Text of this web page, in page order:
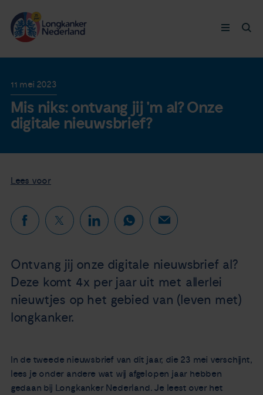
Nieuws
Agenda
Zorgverleners
Longkanker
Leven met
Thymuskankers
Steun ons
11 mei 2023
Mis niks: ontvang jij 'm al? Onze
digitale nieuwsbrief?
Lees voor
Ontvang jij onze digitale nieuwsbrief al?
Deze komt 4x per jaar uit met allerlei
nieuwtjes op het gebied van (leven met)
longkanker.
In de tweede nieuwsbrief van dit jaar, die 23 mei verschijnt,
lees je onder andere wat wij afgelopen jaar hebben
gedaan bij Longkanker Nederland. Je leest over het